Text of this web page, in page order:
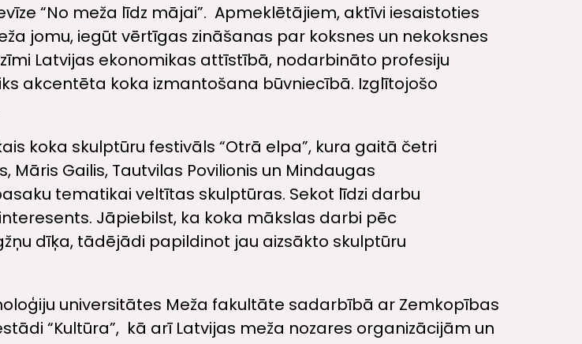
“No meža līdz mājai”. Apmeklētājiem, aktīvi iesaistoties
jomu, iegūt vērtīgas zināšanas par koksnes un nekoksnes
Latvijas ekonomikas attīstībā, nodarbināto profesiju
akcentēta koka izmantošana būvniecībā. Izglītojošo
koka skulptūru festivāls “Otrā elpa”, kura gaitā četri
Māris Gailis, Tautvilas Povilionis un Mindaugas
tematikai veltītas skulptūras. Sekot līdzi darbu
Jāpiebilst, ka koka mākslas darbi pēc
dīķa, tādējādi papildinot jau aizsākto skulptūru
universitātes Meža fakultāte sadarbībā ar Zemkopības
“Kultūra”, kā arī Latvijas meža nozares organizācijām un